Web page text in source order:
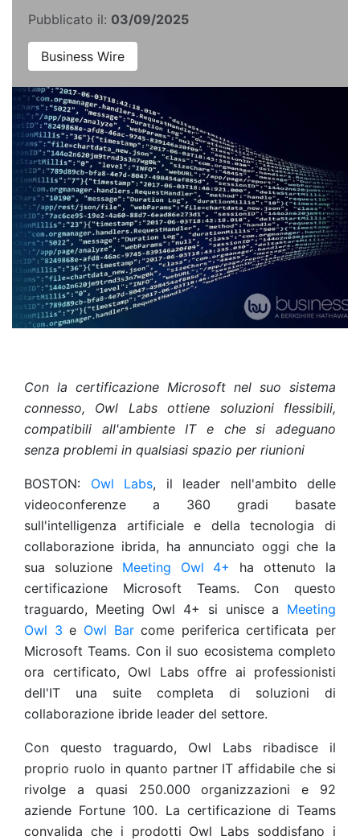
Pubblicato il: 03/09/2025
Business Wire
Con la certificazione Microsoft nel suo sistema
connesso, Owl Labs ottiene soluzioni flessibili,
compatibili all'ambiente IT e che si adeguano
senza problemi in qualsiasi spazio per riunioni
BOSTON: Owl Labs, il leader nell'ambito delle
videoconferenze a 360 gradi basate
sull'intelligenza artificiale e della tecnologia di
collaborazione ibrida, ha annunciato oggi che la
sua soluzione Meeting Owl 4+
ha ottenuto la
certificazione Microsoft Teams. Con questo
traguardo, Meeting Owl 4+ si unisce a Meeting
Owl 3 e Owl Barcome periferica certificata per
Microsoft Teams. Con il suo ecosistema completo
ora certificato, Owl Labs offre ai professionisti
dell'IT una suite completa di soluzioni di
collaborazione ibride leader del settore.
Con questo traguardo, Owl Labs ribadisce il
proprio ruolo in quanto partner IT affidabile che si
rivolge a quasi 250.000 organizzazioni e 92
aziende Fortune 100. La certificazione di Teams
convalida che i prodotti Owl Labs soddisfano i